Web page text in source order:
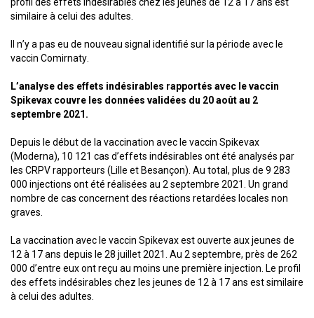
similaire à celui des adultes.
Il n’y a pas eu de nouveau signal identifié sur la période avec le
vaccin Comirnaty.
L’analyse des effets indésirables rapportés avec le vaccin
Spikevax couvre les données validées du 20 août au 2
septembre 2021.
Depuis le début de la vaccination avec le vaccin Spikevax
(Moderna), 10 121 cas d’effets indésirables ont été analysés par
les CRPV rapporteurs (Lille et Besançon). Au total, plus de 9 283
000 injections ont été réalisées au 2 septembre 2021. Un grand
nombre de cas concernent des réactions retardées locales non
graves.
La vaccination avec le vaccin Spikevax est ouverte aux jeunes de
12 à 17 ans depuis le 28 juillet 2021. Au 2 septembre, près de 262
000 d’entre eux ont reçu au moins une première injection. Le profil
des effets indésirables chez les jeunes de 12 à 17 ans est similaire
à celui des adultes.